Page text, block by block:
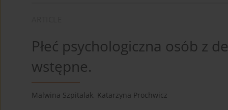
Płeć psychologiczna osób z
wstępne.
Malwina Szpitalak, Katarzyna Prochwicz